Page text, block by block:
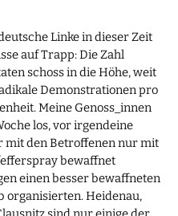
Linke in dieser Zeit
auf Trapp: Die Zahl
schoss in die Höhe, weit
Demonstrationen pro
Meine Genoss_innen
los, vor irgendeine
mit den Betroffenen nur mit
bewaffnet
einen besser bewaffneten
organisierten. Heidenau,